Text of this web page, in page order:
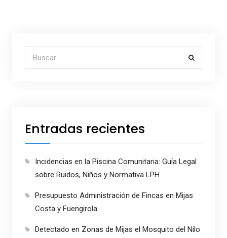
Buscar por:
Entradas recientes
Incidencias en la Piscina Comunitaria: Guía Legal
sobre Ruidos, Niños y Normativa LPH
Presupuesto Administración de Fincas en Mijas
Costa y Fuengirola
Detectado en Zonas de Mijas el Mosquito del Nilo